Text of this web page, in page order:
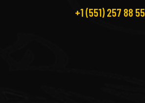
+1 (551) 257 88 55